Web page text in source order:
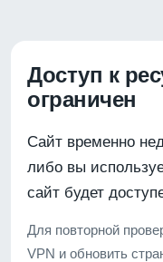
Доступ к
ограничен
Сайт временно
либо вы
сайт будет
Для повторной
VPN и обновить